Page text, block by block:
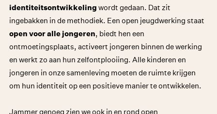
identiteitsontwikkeling wordt gedaan. Dat zit
ingebakken in de methodiek. Een open jeugdwerking staat
open voor alle jongeren, biedt hen een
ontmoetingsplaats, activeert jongeren binnen de werking
en werkt zo aan hun zelfontplooiing. Alle kinderen en
jongeren in onze samenleving moeten de ruimte krijgen
om hun identiteit op een positieve manier te ontwikkelen.
Jammer genoeg zien we ook in en rond open